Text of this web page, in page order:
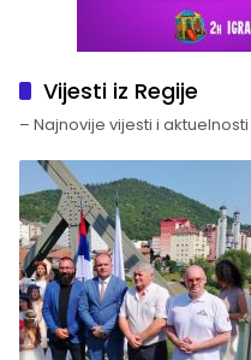
Vijesti iz Regije
– Najnovije vijesti i